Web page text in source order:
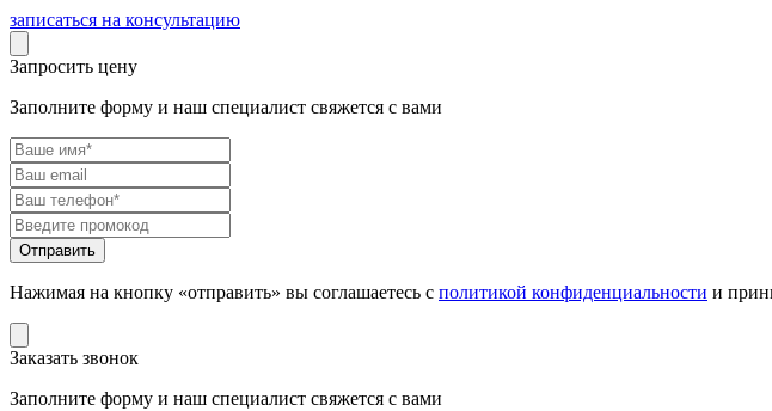
записаться на консультацию
Запросить цену
Заполните форму и наш специалист свяжется с вами
Нажимая на кнопку «отправить» вы соглашаетесь с политикой конфиденциальности и
Заказать звонок
Заполните форму и наш специалист свяжется с вами